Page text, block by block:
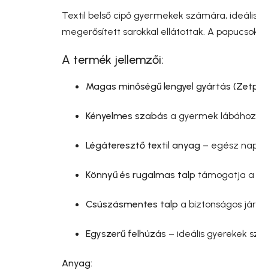
Textil belső cipő gyermekek számára,
megerősített sarokkal ellátottak. A
A termék jellemzői:
Magas minőségű lengyel gyártás
Kényelmes szabás a gyermek
Légáteresztő textil anyag – egész
Könnyű és rugalmas talp támogatja
Csúszásmentes talp a biztonságos
Egyszerű felhúzás – ideális gyerekek
Anyag: